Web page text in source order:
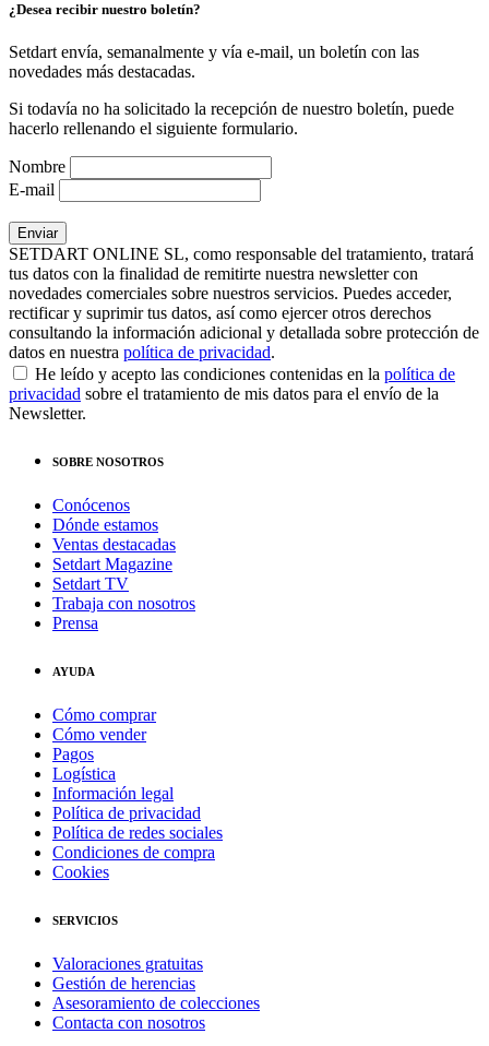
¿Desea recibir nuestro boletín?
Setdart envía, semanalmente y vía e-mail, un boletín con las
novedades más destacadas.
Si todavía no ha solicitado la recepción de nuestro boletín, puede
hacerlo rellenando el siguiente formulario.
Nombre
E-mail
SETDART ONLINE SL, como responsable del tratamiento, tratará
tus datos con la finalidad de remitirte nuestra newsletter con
novedades comerciales sobre nuestros servicios. Puedes acceder,
rectificar y suprimir tus datos, así como ejercer otros derechos
consultando la información adicional y detallada sobre protección de
datos en nuestra política de privacidad.
He leído y acepto las condiciones contenidas en la política de
privacidad sobre el tratamiento de mis datos para el envío de la
Newsletter.
SOBRE NOSOTROS
Conócenos
Dónde estamos
Ventas destacadas
Setdart Magazine
Setdart TV
Trabaja con nosotros
Prensa
AYUDA
Cómo comprar
Cómo vender
Pagos
Logística
Información legal
Política de privacidad
Política de redes sociales
Condiciones de compra
Cookies
SERVICIOS
Valoraciones gratuitas
Gestión de herencias
Asesoramiento de colecciones
Contacta con nosotros